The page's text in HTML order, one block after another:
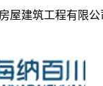
屋建筑工程有限